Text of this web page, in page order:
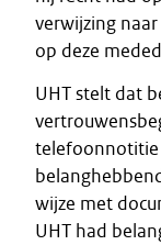
verwijzing
op deze
UHT stelt dat
telefoonnotitie
wijze met
UHT had